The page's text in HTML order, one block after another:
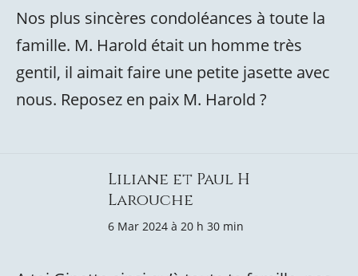
Nos plus sincères condoléances à toute la
famille. M. Harold était un homme très
gentil, il aimait faire une petite jasette avec
nous. Reposez en paix M. Harold ?
Liliane et Paul H
Larouche
6 Mar 2024 à 20 h 30 min